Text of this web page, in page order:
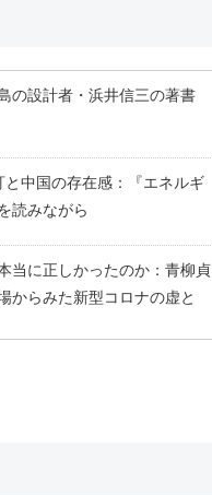
の設計者・浜井信三の著書
と中国の存在感：『エネルギ
読みながら
当に正しかったのか：青柳貞
からみた新型コロナの虚と